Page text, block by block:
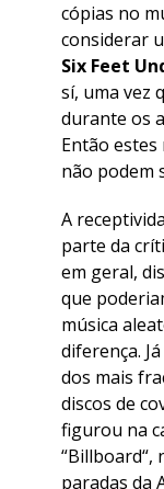
cópias no
considerar
Six Feet
sí, uma vez
durante os
Então
não podem
A
parte da
em geral,
que
música
diferença.
dos mais
discos de
figurou na
“Billboard“,
paradas da